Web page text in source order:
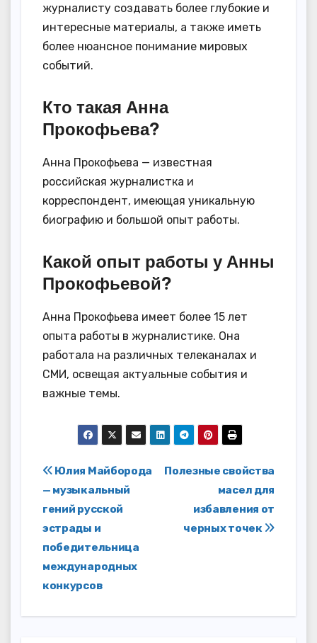
журналисту создавать более глубокие и
интересные материалы, а также иметь
более нюансное понимание мировых
событий.
Кто такая Анна
Прокофьева?
Анна Прокофьева — известная
российская журналистка и
корреспондент, имеющая уникальную
биографию и большой опыт работы.
Какой опыт работы у Анны
Прокофьевой?
Анна Прокофьева имеет более 15 лет
опыта работы в журналистике. Она
работала на различных телеканалах и
СМИ, освещая актуальные события и
важные темы.
Навигация
по
записям
Полезные свойства
масел для
избавления от
черных точек
Юлия Майборода
— музыкальный
гений русской
эстрады и
победительница
международных
конкурсов